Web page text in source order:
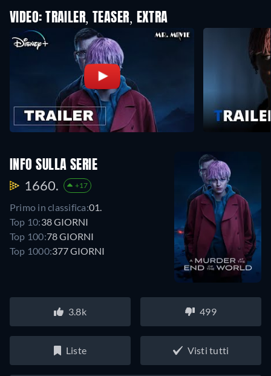
VIDEO: TRAILER, TEASER, EXTRA
INFO SULLA SERIE
1660. +17
Primo in classifica:01.
Top 10:38 GIORNI
Top 100:78 GIORNI
Top 1000:377 GIORNI
3.8k 499
Liste Visti tutti